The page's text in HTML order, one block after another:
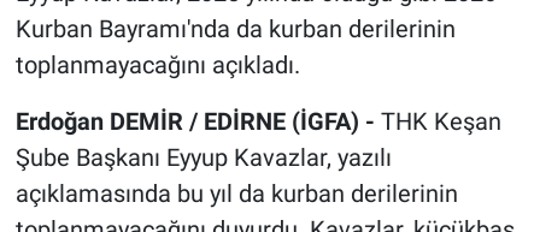
Kurban Bayramı'nda da kurban derilerinin
toplanmayacağını açıkladı.
Erdoğan DEMİR / EDİRNE (İGFA) - THK Keşan
Şube Başkanı Eyyup Kavazlar, yazılı
açıklamasında bu yıl da kurban derilerinin